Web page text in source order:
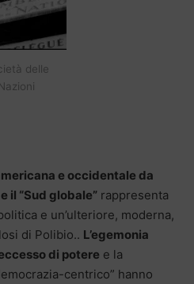
delle
e occidentale da
il “Sud globale” rappresenta
e un’ulteriore, moderna,
di Polibio.. L’egemonia
di potere e la
centrico” hanno